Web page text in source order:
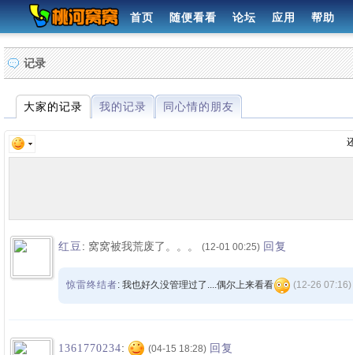
首页 随便看看 论坛 应用 帮助
记录
大家的记录 我的记录 同心情的朋友
红豆 : 窝窝被我荒废了。。。 (12-01 00:25) 回复
惊雷终结者: 我也好久没管理过了....偶尔上来看看 (12-26 07:16)
1361770234: (04-15 18:28) 回复